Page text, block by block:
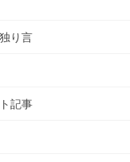
り言
記事